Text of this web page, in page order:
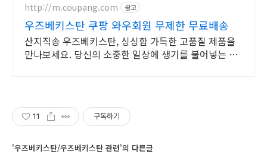
http://m.coupang.com 광고
우즈베키스탄 쿠팡 와우회원 무제한 무료배송
산지직송 우즈베키스탄, 싱싱함 가득한 고품질 제품을
만나보세요. 당신의 소중한 일상에 생기를 불어넣는 한
11 구독하기
'우즈베키스탄/우즈베키스탄 관련'의 다른글